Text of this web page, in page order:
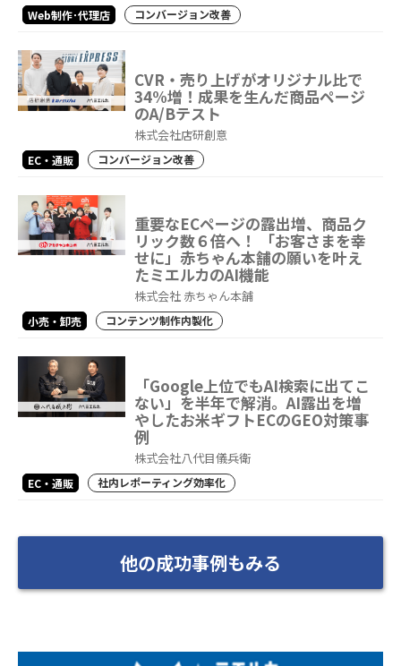
Web制作･代理店 コンバージョン改善
CVR・売り上げがオリジナル比で
34%増！成果を生んだ商品ページ
のA/Bテスト
株式会社店研創意
EC・通販 コンバージョン改善
重要なECページの露出増、商品ク
リック数６倍へ！ 「お客さまを幸
せに」赤ちゃん本舗の願いを叶え
たミエルカのAI機能
株式会社 赤ちゃん本舗
小売・卸売 コンテンツ制作内製化
「Google上位でもAI検索に出てこ
ない」を半年で解消。AI露出を増
やしたお米ギフトECのGEO対策事
例
株式会社八代目儀兵衛
EC・通販 社内レポーティング効率化
他の成功事例もみる